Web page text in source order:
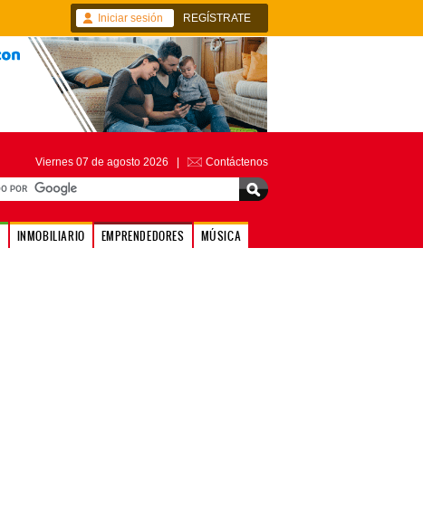
Iniciar sesión REGÍSTRATE
Viernes 07 de agosto 2026 | Contáctenos
INMOBILIARIO EMPRENDEDORES MÚSICA